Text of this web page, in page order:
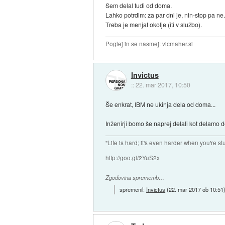
Sem delal tudi od doma.
Lahko potrdim: za par dni je, nin-stop pa ne.
Treba je menjat okolje (iti v službo).
Poglej in se nasmej: vicmaher.si
Invictus
::22. mar 2017, 10:50
Še enkrat, IBM ne ukinja dela od doma...
Inženirji bomo še naprej delali kot delamo
"Life is hard; it's even harder when you're
http://goo.gl/2YuS2x
Zgodovina sprememb…
spremenil: Invictus (22. mar 2017 ob 10:51)